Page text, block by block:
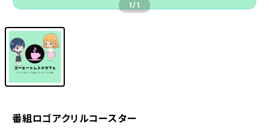
1/1
番組ロゴアクリルコースター